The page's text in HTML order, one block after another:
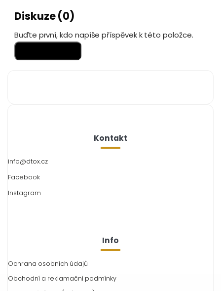
Diskuze (0)
Buďte první, kdo napíše příspěvek k této položce.
Kontakt
info@dtox.cz
Facebook
Instagram
Info
Ochrana osobních údajů
Obchodní a reklamační podmínky